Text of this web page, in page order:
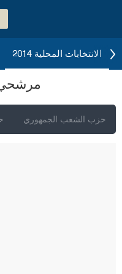
الانتخابات المحلية 2014
مرشحي
حزب الشعب الجمهوري